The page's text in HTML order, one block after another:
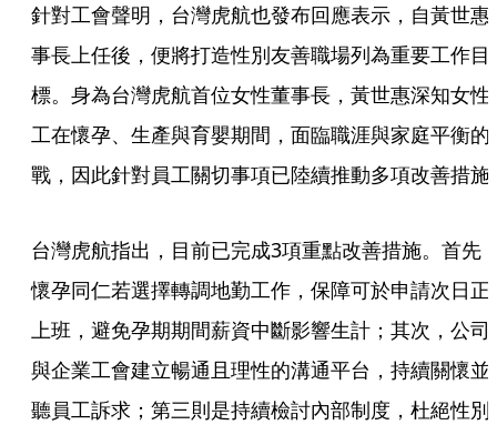
針對工會聲明，台灣虎航也發布回應表示，自黃世惠
事長上任後，便將打造性別友善職場列為重要工作目
標。身為台灣虎航首位女性董事長，黃世惠深知女性
工在懷孕、生產與育嬰期間，面臨職涯與家庭平衡的
戰，因此針對員工關切事項已陸續推動多項改善措施
台灣虎航指出，目前已完成3項重點改善措施。首先
懷孕同仁若選擇轉調地勤工作，保障可於申請次日正
上班，避免孕期期間薪資中斷影響生計；其次，公司
與企業工會建立暢通且理性的溝通平台，持續關懷並
聽員工訴求；第三則是持續檢討內部制度，杜絕性別